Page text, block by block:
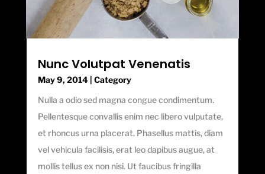
Nunc Volutpat Venenatis
May 9, 2014| Category
Nulla a odio sed magna congue condimentum.
Pellentesque convallis enim nec libero vulputate,
et rhoncus urna placerat. Phasellus mattis, diam
vel vehicula facilisis, erat leo dapibus augue, at
mollis tellus ex non nisi. Ut faucibus fringilla